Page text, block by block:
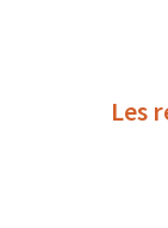
Les